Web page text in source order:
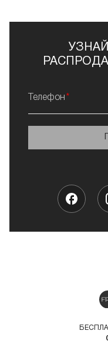
Телефон